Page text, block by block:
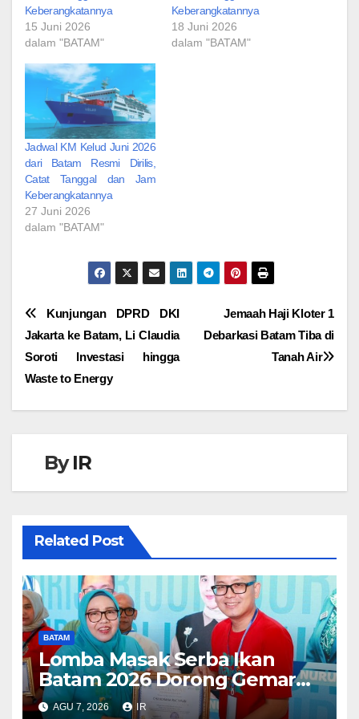
Keberangkatannya
15 Juni 2026
dalam "BATAM"
Keberangkatannya
18 Juni 2026
dalam "BATAM"
Jadwal KM Kelud Juni 2026
dari Batam Resmi Dirilis,
Catat Tanggal dan Jam
Keberangkatannya
27 Juni 2026
dalam "BATAM"
Navigasi
pos
Jemaah Haji Kloter 1
Debarkasi Batam Tiba di
Tanah Air
Kunjungan DPRD DKI
Jakarta ke Batam, Li Claudia
Soroti Investasi hingga
Waste to Energy
ByIR
Related Post
BATAM
Lomba Masak Serba Ikan
Batam 2026 Dorong Gemar
Makan Ikan
AGU 7, 2026 IR